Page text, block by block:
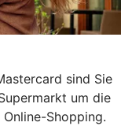
sind Sie
um die
Shopping.